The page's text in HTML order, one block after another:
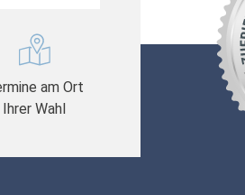
am Ort
Ihrer Wahl